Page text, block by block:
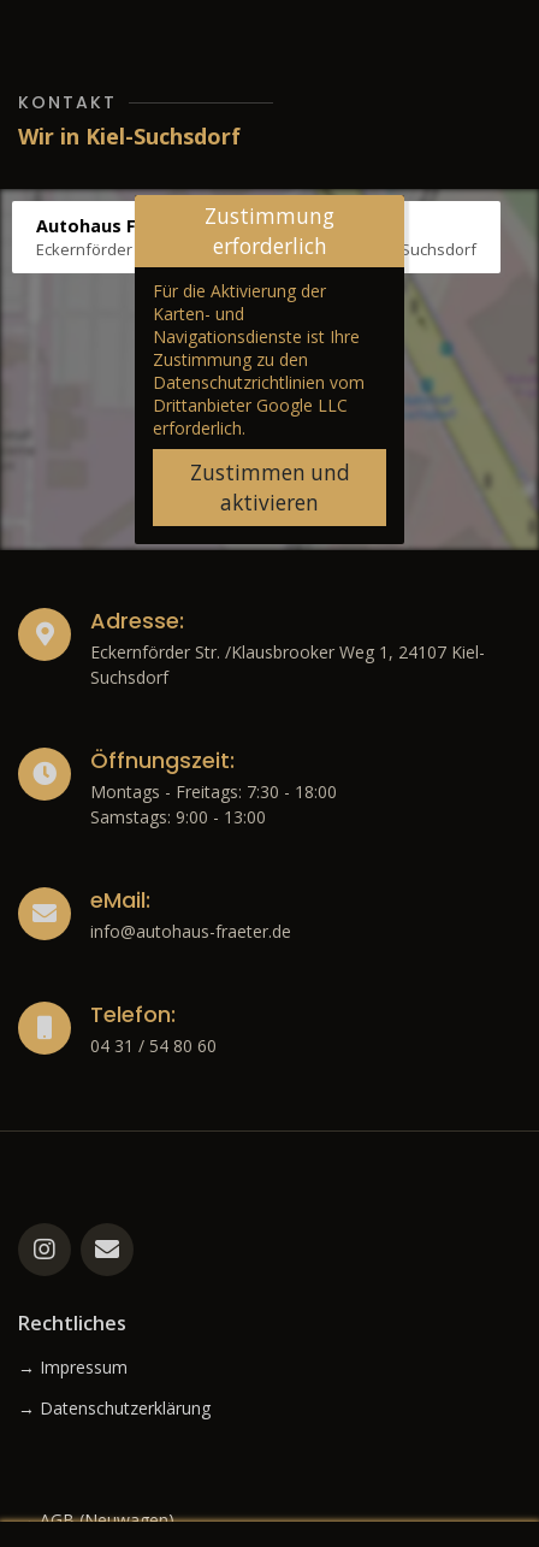
KONTAKT
Wir in Kiel-Suchsdorf
Autohaus Fräter
Eckernförder Str. /Klausbrooker Weg 1, 24107 Kiel-Suchsdorf
Zustimmung
erforderlich
Für die Aktivierung der
Karten- und
Navigationsdienste ist Ihre
Zustimmung zu den
Datenschutzrichtlinien vom
Drittanbieter Google LLC
erforderlich.
Zustimmen und
aktivieren
Adresse:
Eckernförder Str. /Klausbrooker Weg 1, 24107 Kiel-
Suchsdorf
Öffnungszeit:
Montags - Freitags: 7:30 - 18:00
Samstags: 9:00 - 13:00
eMail:
info@autohaus-fraeter.de
Telefon:
04 31 / 54 80 60
Rechtliches
→ Impressum
→ Datenschutzerklärung
→ AGB (Neuwagen)